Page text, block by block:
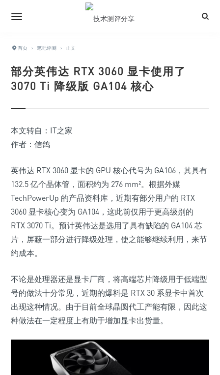
首页 › 笔吧评测 › 正文
部分英伟达 RTX 3060 显卡使用了
3070 Ti 降级版 GA104 核心
本文转自： IT之家
作者： 信鸽
英伟达 RTX 3060 显卡的 GPU 核心代号为 GA106，其具有
132.5 亿个晶体管，面积约为 276 mm²。根据外媒
TechPowerUp 的产品资料库，近期有部分用户的 RTX
3060 显卡核心变为 GA104， 这此前仅用于更高级别的
RTX 3070 Ti。预计英伟达是选用了具有缺陷的 GA104 芯
片，屏蔽一部分进行降级处理，使之能够继续利用，来节
约成本。
不论是处理器还是显卡厂商，将高端芯片降级用于低端型
号的做法十分常见，近期的爆料是 RTX 30 系显卡中首次
出现这种情况。由于目前全球晶圆代工产能有限，因此这
种做法在一定程度上有助于增加显卡出货量。